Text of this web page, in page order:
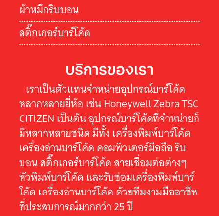
ผ้าหมึกริบบอน
สติ๊กเกอร์บาร์โค้ด
บริการของเรา
เราเป็นตัวแทนจำหน่ายอุปกรณ์บาร์โค้ด
หลากหลายยี่ห้อ เช่น Honeywell Zebra TSC
CITIZEN เป็นต้น อุปกรณ์บาร์โค้ดที่จำหน่ายก็
มีหลากหลายชนิด มีทั้ง เครื่องพิมพ์บาร์โค้ด
เครื่องอ่านบาร์โค้ด คอมพิวเตอร์มือถือ ริบ
บอน สติ๊กเกอร์บาร์โค้ด สายเชื่อมต่อต่างๆ
หัวพิมพ์บาร์โค้ด และรับซ่อมเครื่องพิมพ์บาร์
โค้ด เครื่องอ่านบาร์โค้ด ด้วยทีมงามมืออาชีพ
ที่ประสบการณ์มากกว่า 25 ปี